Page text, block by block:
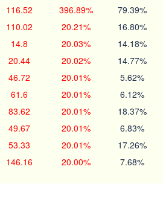
116.52 396.89% 79.39%
110.02 20.21% 16.80%
14.8 20.03% 14.18%
20.44 20.02% 14.77%
46.72 20.01% 5.62%
61.6 20.01% 6.12%
83.62 20.01% 18.37%
49.67 20.01% 6.83%
53.33 20.01% 17.26%
146.16 20.00% 7.68%